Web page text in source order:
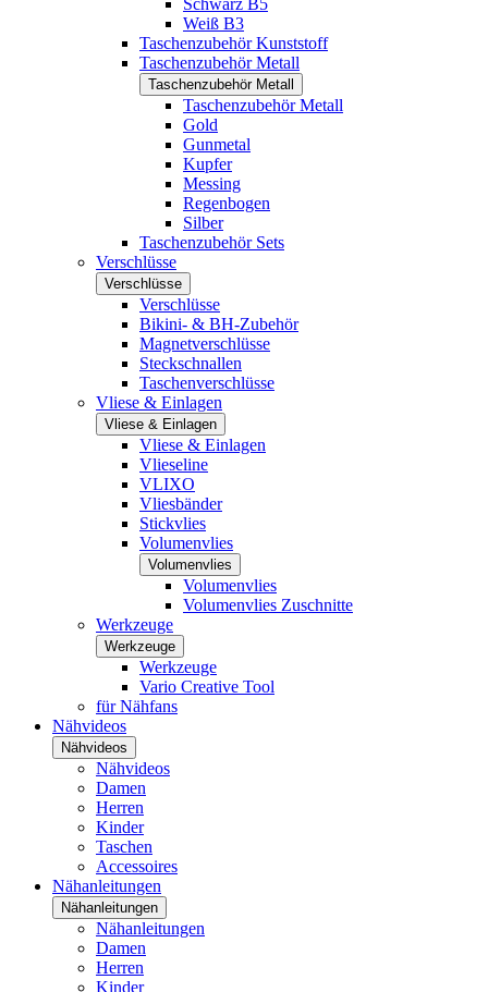
Schwarz B5
Weiß B3
Taschenzubehör Kunststoff
Taschenzubehör Metall
Taschenzubehör Metall
Taschenzubehör Metall
Gold
Gunmetal
Kupfer
Messing
Regenbogen
Silber
Taschenzubehör Sets
Verschlüsse
Verschlüsse
Verschlüsse
Bikini- & BH-Zubehör
Magnetverschlüsse
Steckschnallen
Taschenverschlüsse
Vliese & Einlagen
Vliese & Einlagen
Vliese & Einlagen
Vlieseline
VLIXO
Vliesbänder
Stickvlies
Volumenvlies
Volumenvlies
Volumenvlies
Volumenvlies Zuschnitte
Werkzeuge
Werkzeuge
Werkzeuge
Vario Creative Tool
für Nähfans
Nähvideos
Nähvideos
Nähvideos
Damen
Herren
Kinder
Taschen
Accessoires
Nähanleitungen
Nähanleitungen
Nähanleitungen
Damen
Herren
Kinder